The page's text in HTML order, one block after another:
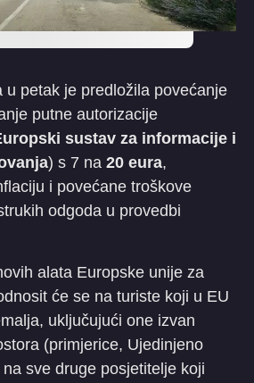
u petak je predložila povećanje
putne autorizacije
sustav za informacije i
) s 7 na 20 eura,
i povećane troškove
odgoda u provedbi
alata Europske unije za
će se na turiste koji u EU
uključujući one izvan
(primjerice, Ujedinjeno
sve druge posjetitelje koji